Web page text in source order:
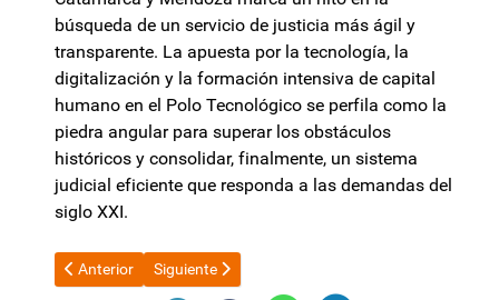
búsqueda de un servicio de justicia más ágil y
transparente. La apuesta por la tecnología, la
digitalización y la formación intensiva de capital
humano en el Polo Tecnológico se perfila como la
piedra angular para superar los obstáculos
históricos y consolidar, finalmente, un sistema
judicial eficiente que responda a las demandas del
siglo XXI.
Artículo anterior: Aseguran que los senadores que avalaron la
Anterior Artículo siguiente: Marcha atrás en la Reforma
Siguiente